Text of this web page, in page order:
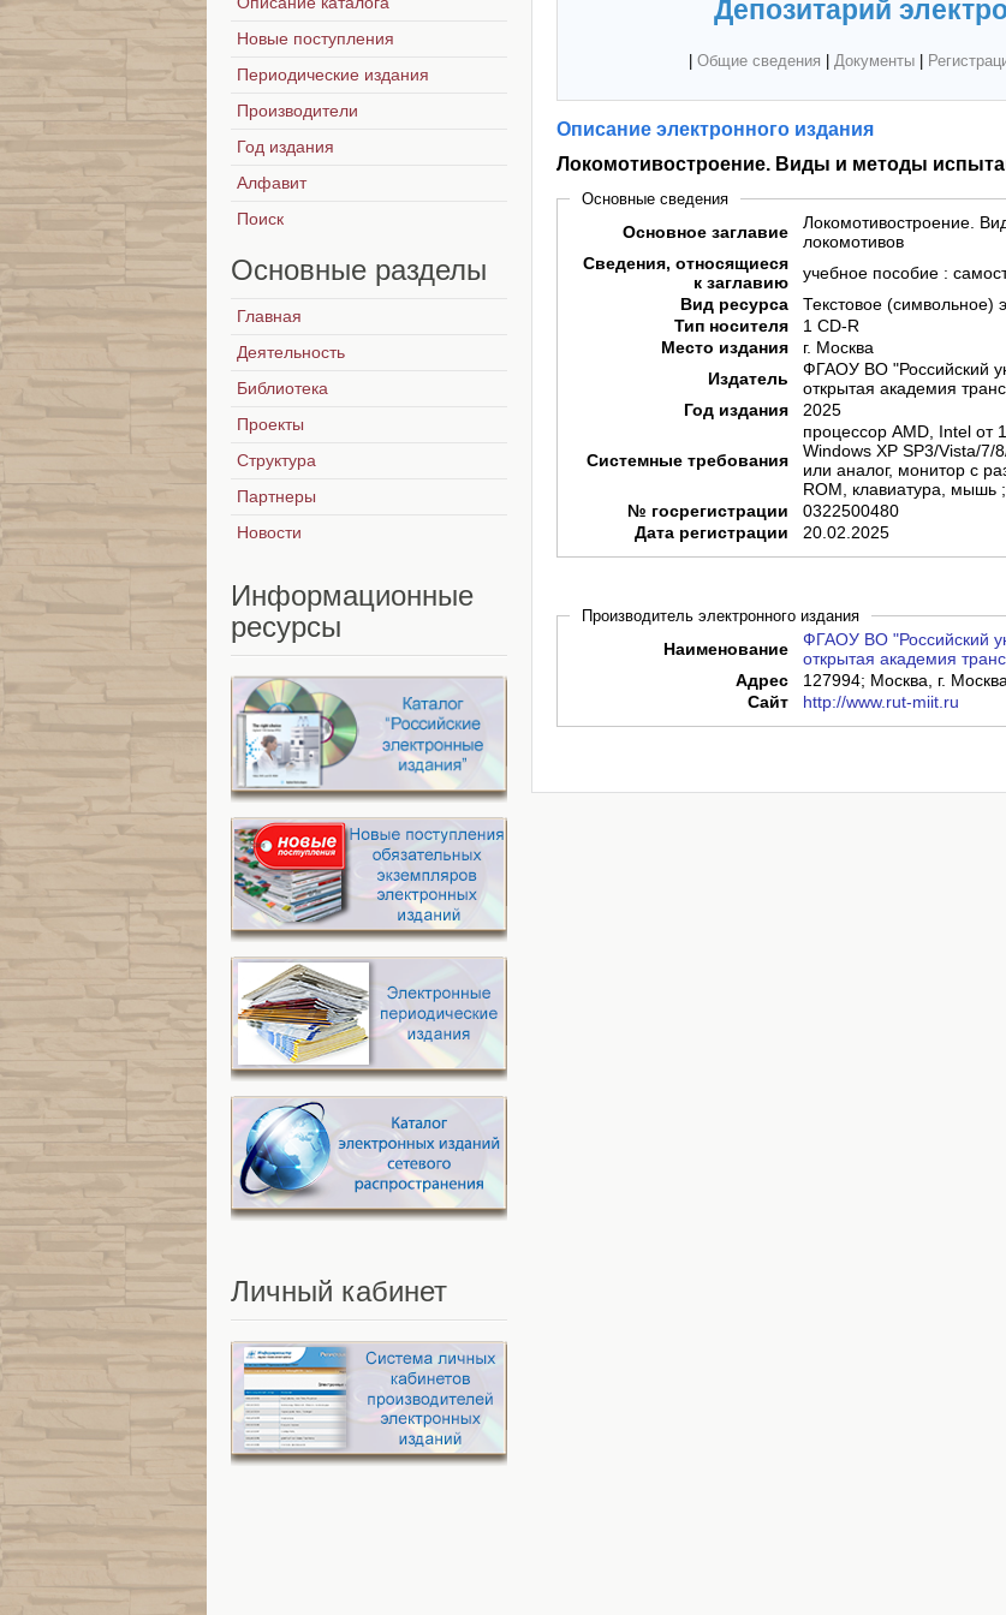
Депозитарий
Общие сведения Документы|
Описание электронного издания
Локомотивостроение. Виды и методы
Основные сведения
Основное заглавие
Локомотивостроение.
локомотивов
Сведения, относящиеся
к заглавию
учебное пособие :
Вид ресурса
Текстовое (символьное)
Тип носителя
1 CD-R
Место издания
г. Москва
Издатель
ФГАОУ ВО "Российский
открытая академия
Год издания
2025
Системные требования
процессор AMD, Intel
Windows XP SP3/Vista/7/
или аналог, монитор с
ROM, клавиатура, мышь
№ госрегистрации
0322500480
Дата регистрации
20.02.2025
Производитель электронного издания
Наименование
ФГАОУ ВО "Российский
открытая академия
Адрес
127994; Москва, г.
Сайт
http://www.rut-miit.ru
Новые поступления
Периодические издания
Производители
Год издания
Алфавит
Поиск
Основные разделы
Главная
Деятельность
Библиотека
Проекты
Структура
Партнеры
Новости
Информационные
ресурсы
Личный кабинет